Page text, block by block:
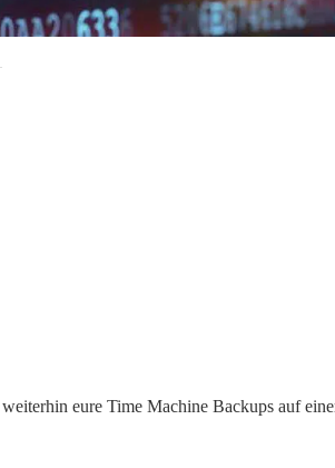
eure Time Machine Backups auf